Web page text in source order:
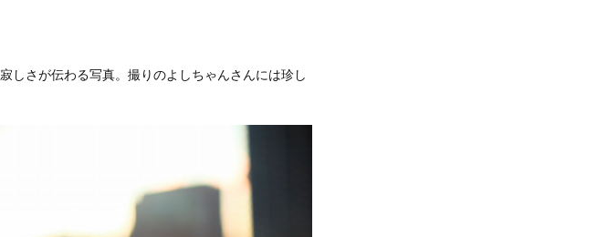
しさが伝わる写真。撮りのよしちゃんさんには珍し